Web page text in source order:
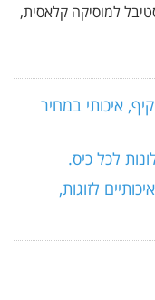
למוסיקה קלאסית,
איכותי במחיר
לכל כיס.
לזוגות,